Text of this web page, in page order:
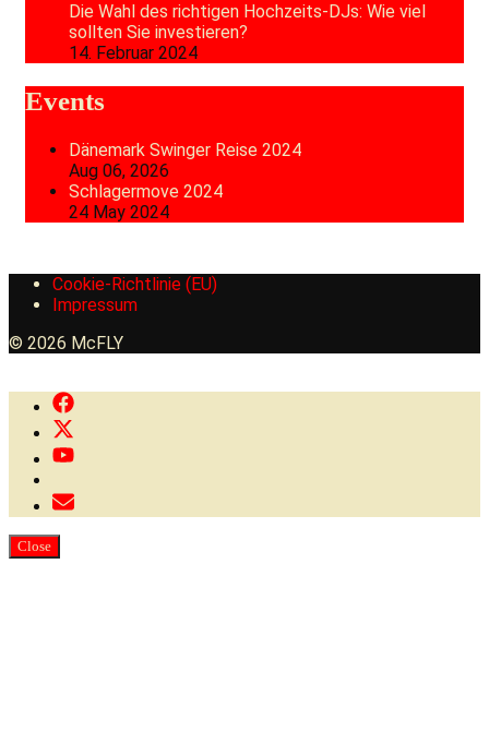
Die Wahl des richtigen Hochzeits-DJs: Wie viel
sollten Sie investieren?
14. Februar 2024
Events
Dänemark Swinger Reise 2024
Aug 06, 2026
Schlagermove 2024
24 May 2024
Cookie-Richtlinie (EU)
Impressum
© 2026 McFLY
Close